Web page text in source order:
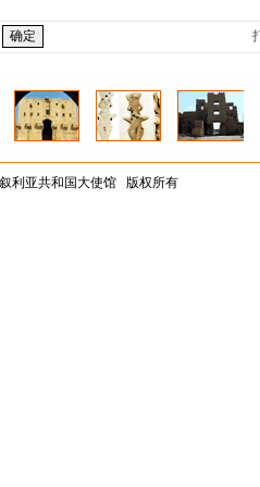
利亚共和国大使馆 版权所有